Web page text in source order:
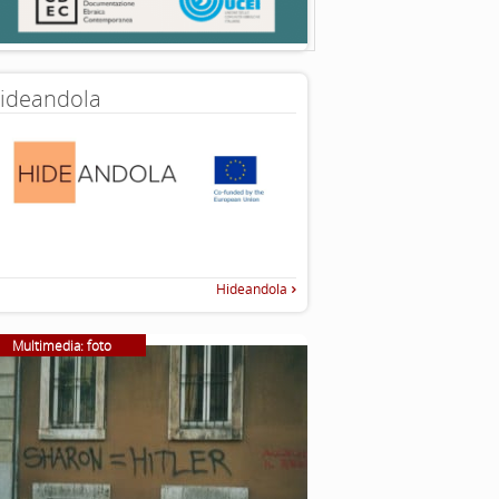
Hideandola
Multimedia: foto